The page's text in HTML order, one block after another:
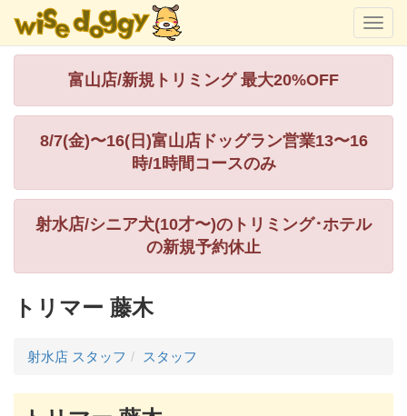
富山店/新規トリミング 最大20%OFF
8/7(金)〜16(日)富山店ドッグラン営業13〜16
時/1時間コースのみ
射水店/シニア犬(10才〜)のトリミング･ホテル
の新規予約休止
トリマー 藤木
射水店 スタッフ スタッフ